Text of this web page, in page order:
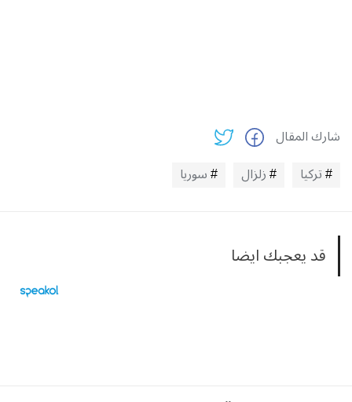
شارك المقال
تركيا
زلزال سوريا
قد يعجبك ايضا